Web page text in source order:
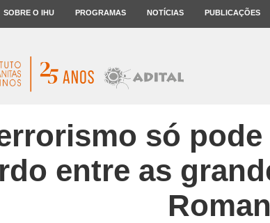
SOBRE O IHU PROGRAMAS NOTÍCIAS PUBLICAÇÕES
só
entre as